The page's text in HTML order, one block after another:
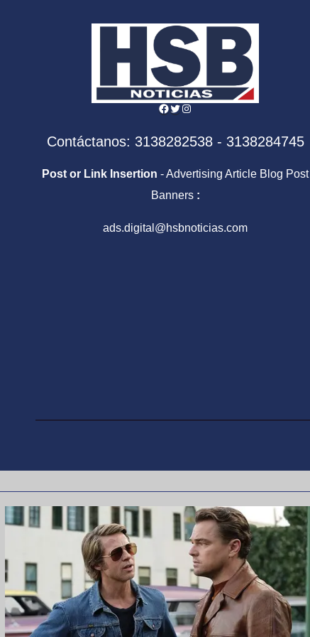
Facebook
Twitter
Instagram
Contáctanos: 3138282538 - 3138284745
Post or Link Insertion - Advertising Article Blog Post
Banners :
ads.digital@hsbnoticias.com